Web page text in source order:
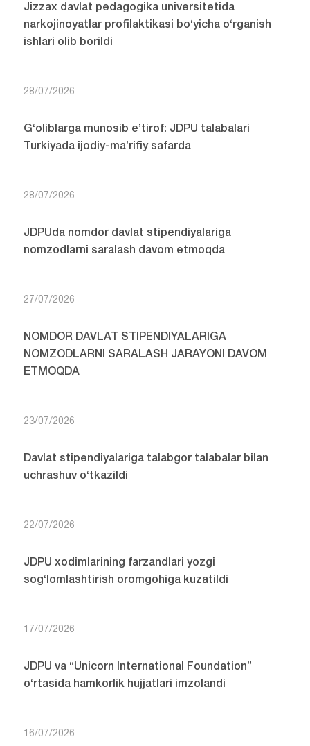
Jizzax davlat pedagogika universitetida
narkojinoyatlar profilaktikasi bo‘yicha o‘rganish
ishlari olib borildi
28/07/2026
G‘oliblarga munosib e’tirof: JDPU talabalari
Turkiyada ijodiy-ma’rifiy safarda
28/07/2026
JDPUda nomdor davlat stipendiyalariga
nomzodlarni saralash davom etmoqda
27/07/2026
NOMDOR DAVLAT STIPENDIYALARIGA
NOMZODLARNI SARALASH JARAYONI DAVOM
ETMOQDA
23/07/2026
Davlat stipendiyalariga talabgor talabalar bilan
uchrashuv o‘tkazildi
22/07/2026
JDPU xodimlarining farzandlari yozgi
sog‘lomlashtirish oromgohiga kuzatildi
17/07/2026
JDPU va “Unicorn International Foundation”
o‘rtasida hamkorlik hujjatlari imzolandi
16/07/2026